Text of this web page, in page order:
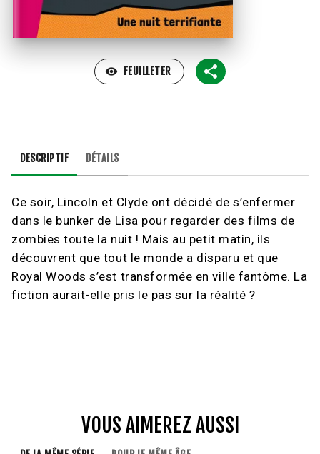
visibility FEUILLETER
DESCRIPTIF DÉTAILS
Ce soir, Lincoln et Clyde ont décidé de s’enfermer
dans le bunker de Lisa pour regarder des films de
zombies toute la nuit ! Mais au petit matin, ils
découvrent que tout le monde a disparu et que
Royal Woods s’est transformée en ville fantôme. La
fiction aurait-elle pris le pas sur la réalité ?
VOUS AIMEREZ AUSSI